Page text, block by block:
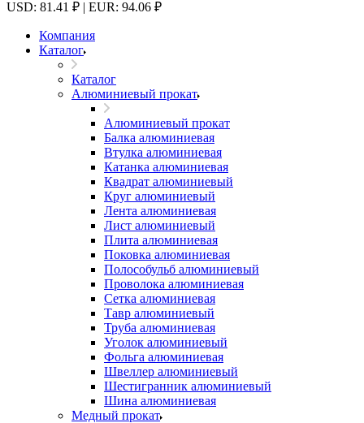
USD: 81.41 ₽ | EUR: 94.06 ₽
Компания
Каталог
Каталог
Алюминиевый прокат
Алюминиевый прокат
Балка алюминиевая
Втулка алюминиевая
Катанка алюминиевая
Квадрат алюминиевый
Круг алюминиевый
Лента алюминиевая
Лист алюминиевый
Плита алюминиевая
Поковка алюминиевая
Полособульб алюминиевый
Проволока алюминиевая
Сетка алюминиевая
Тавр алюминиевый
Труба алюминиевая
Уголок алюминиевый
Фольга алюминиевая
Швеллер алюминиевый
Шестигранник алюминиевый
Шина алюминиевая
Медный прокат